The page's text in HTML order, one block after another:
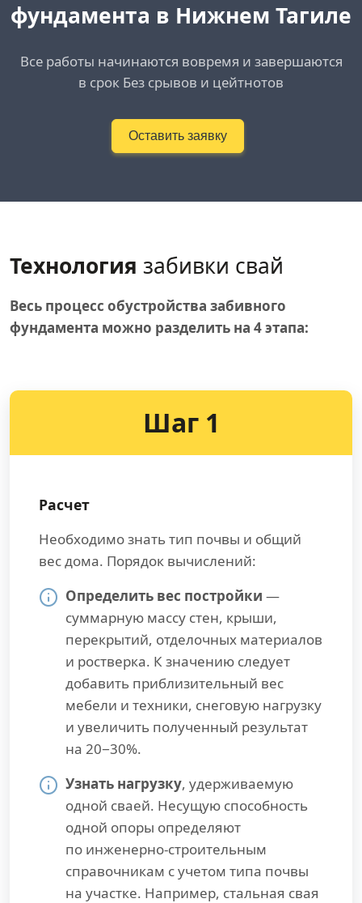
фундамента в Нижнем Тагиле
Все работы начинаются вовремя и завершаются
в срок Без срывов и цейтнотов
Оставить заявку
Технология забивки свай
Весь процесс обустройства забивного
фундамента можно разделить на 4 этапа:
Шаг 1
Расчет
Необходимо знать тип почвы и общий
вес дома. Порядок вычислений:
Определить вес постройки —
суммарную массу стен, крыши,
перекрытий, отделочных материалов
и ростверка. К значению следует
добавить приблизительный вес
мебели и техники, снеговую нагрузку
и увеличить полученный результат
на 20−30%.
Узнать нагрузку, удерживаемую
одной сваей. Несущую способность
одной опоры определяют
по инженерно-строительным
справочникам с учетом типа почвы
на участке. Например, стальная свая